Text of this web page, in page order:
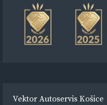
Vektor Autoservis Košice